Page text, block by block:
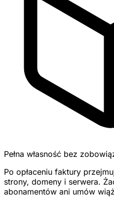
Pełna własność bez
Po opłaceniu faktury
strony, domeny i serwera.
abonamentów ani umów